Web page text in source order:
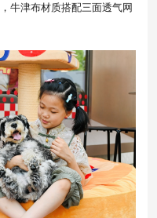
牛津布材质搭配三面透气网